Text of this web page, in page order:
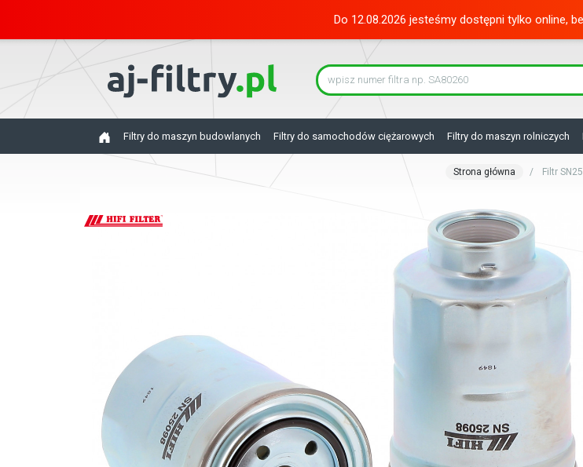
Do 12.08.2026 jesteśmy dostępni tylko online,
Filtry do maszyn budowlanych Filtry do samochodów ciężarowych Filtry do maszyn rolniczych
Strona główna Filtr